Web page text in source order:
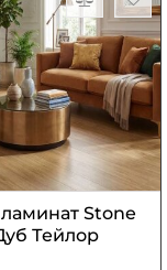
Stone
Тейлор